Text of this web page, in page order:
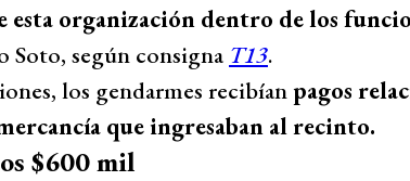
esta organización dentro de los
Soto, según consigna T13.
los gendarmes recibíanpagos
que ingresaban al recinto.
$600 mil